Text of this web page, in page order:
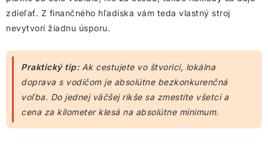
zdieľať. Z finančného hľadiska vám teda vlastný stroj
nevytvorí žiadnu úsporu.
Praktický tip:Ak cestujete vo štvorici, lokálna
doprava s vodičom je absolútne bezkonkurenčná
voľba. Do jednej väčšej rikše sa zmestíte všetci a
cena za kilometer klesá na absolútne minimum.